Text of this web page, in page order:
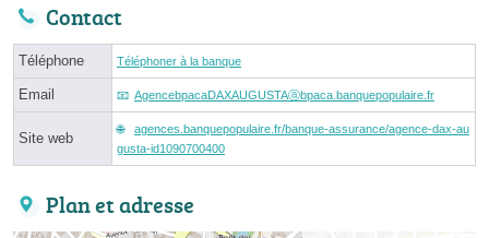
Contact
Téléphone Téléphoner à la banque
Email AgencebpacaDAXAUGUSTAⓐbpaca.banquepopulaire.fr
Site web
agences.banquepopulaire.fr/banque-assurance/agence-dax-au
gusta-id1090700400
Plan et adresse